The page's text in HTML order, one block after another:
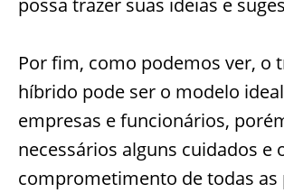
possa trazer suas ideias e
Por fim, como podemos ver, o
híbrido pode ser o modelo
empresas e funcionários,
necessários alguns cuidados e
comprometimento de todas as